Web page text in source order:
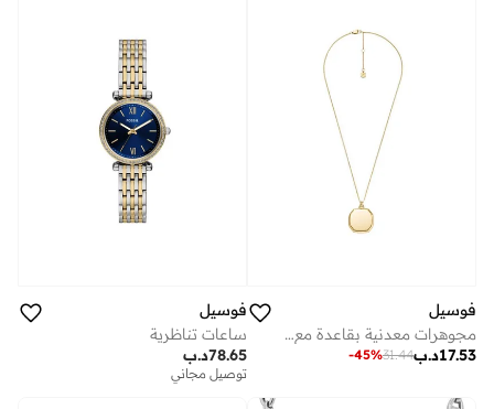
فوسيل
مجوهرات معدنية بقاعدة مع زركونيا مكعب
د.ب17.53
31.44
-45%
فوسيل
ساعات تناظرية
د.ب78.65
توصيل مجاني